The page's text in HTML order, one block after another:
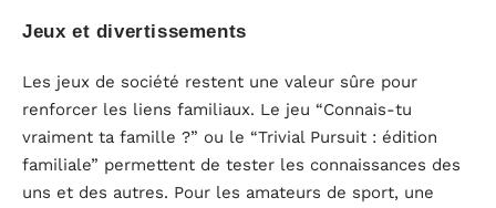
Jeux et divertissements
Les jeux de société restent une valeur sûre pour
renforcer les liens familiaux. Le jeu “Connais-tu
vraiment ta famille ?” ou le “Trivial Pursuit : édition
familiale” permettent de tester les connaissances des
uns et des autres. Pour les amateurs de sport, une